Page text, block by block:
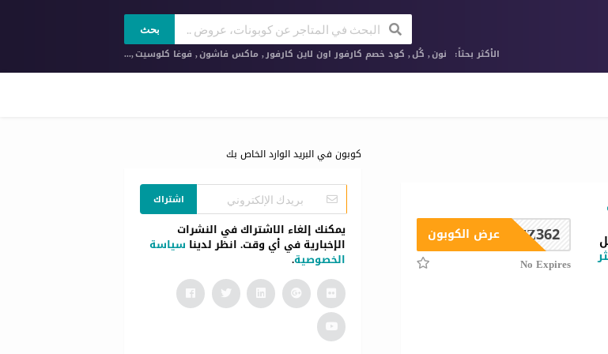
بحث
الأكثر بحثاً: نون, كُل, كود خصم كارفور اون لاين كارفور,ماكس فاشون, فوغا كلوسيت,...
FZ362 عرض الكوبون
No Expires
كوبون في البريد الوارد الخاص بك
اشتراك
يمكنك إلغاء الاشتراك في النشرات
الإخبارية في أي وقت. انظر لدينا سياسة
الخصوصية.